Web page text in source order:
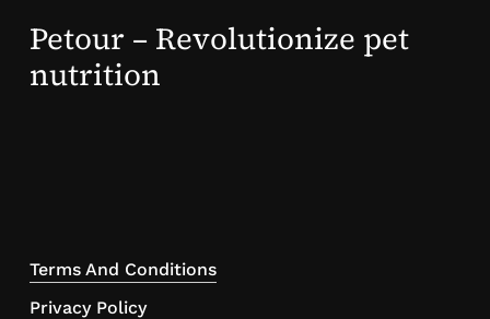
Petour – Revolutionize pet
nutrition
Terms And Conditions
Privacy Policy